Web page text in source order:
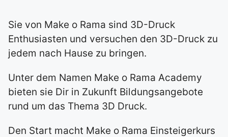
Sie von Make o Rama sind 3D-Druck
Enthusiasten und versuchen den 3D-Druck zu
jedem nach Hause zu bringen.
Unter dem Namen Make o Rama Academy
bieten sie Dir in Zukunft Bildungsangebote
rund um das Thema 3D Druck.
Den Start macht Make o Rama Einsteigerkurs